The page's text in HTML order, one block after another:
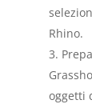
Rhino.
oggetti